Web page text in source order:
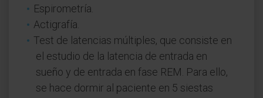
Espirometría.
Actigrafía.
Test de latencias múltiples, que consiste en
el estudio de la latencia de entrada en
sueño y de entrada en fase REM. Para ello,
se hace dormir al paciente en 5 siestas